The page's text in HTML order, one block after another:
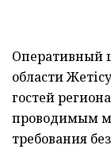
Оперативный
области
гостей
проводимым
требования